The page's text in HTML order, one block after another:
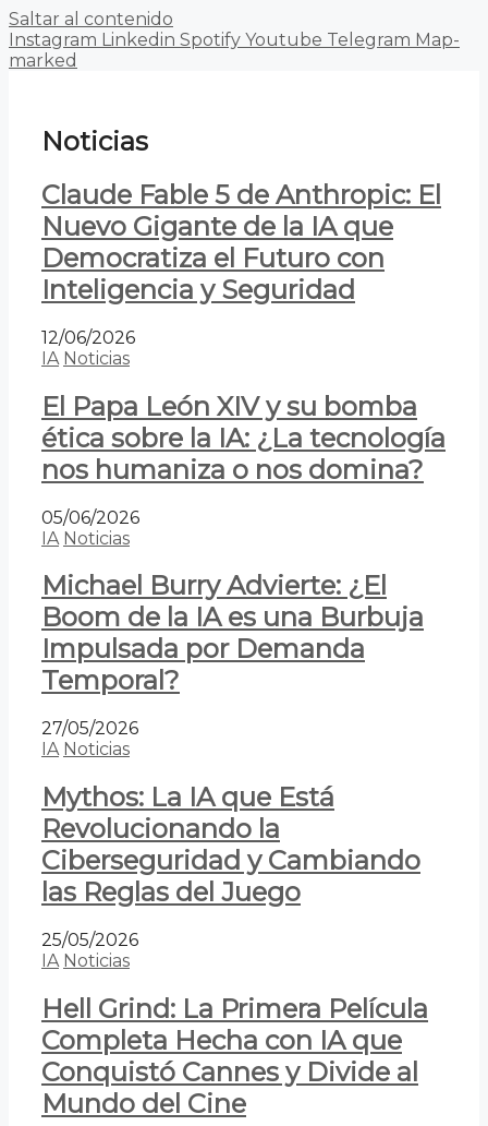
Saltar al contenido
Instagram Linkedin Spotify Youtube Telegram Map-
marked
Noticias
Claude Fable 5 de Anthropic: El
Nuevo Gigante de la IA que
Democratiza el Futuro con
Inteligencia y Seguridad
12/06/2026
IA Noticias
El Papa León XIV y su bomba
ética sobre la IA: ¿La tecnología
nos humaniza o nos domina?
05/06/2026
IA Noticias
Michael Burry Advierte: ¿El
Boom de la IA es una Burbuja
Impulsada por Demanda
Temporal?
27/05/2026
IA Noticias
Mythos: La IA que Está
Revolucionando la
Ciberseguridad y Cambiando
las Reglas del Juego
25/05/2026
IA Noticias
Hell Grind: La Primera Película
Completa Hecha con IA que
Conquistó Cannes y Divide al
Mundo del Cine